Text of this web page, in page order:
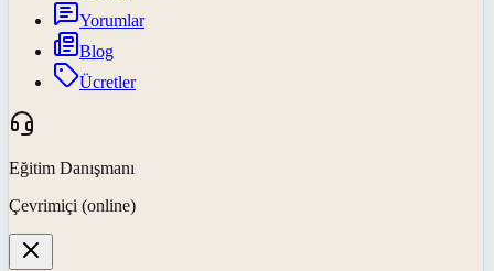
Yorumlar
Blog
Ücretler
Eğitim Danışmanı
Çevrimiçi (online)